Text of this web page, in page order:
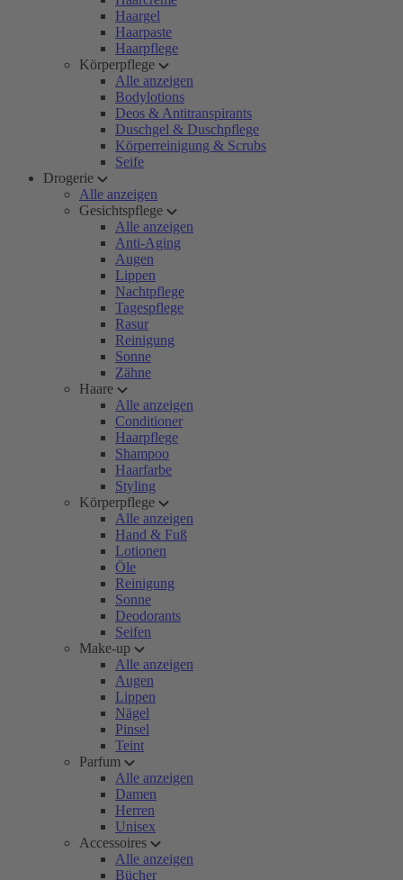
Haargel
Haarpaste
Haarpflege
Körperpflege
Alle anzeigen
Bodylotions
Deos & Antitranspirants
Duschgel & Duschpflege
Körperreinigung & Scrubs
Seife
Drogerie
Alle anzeigen
Gesichtspflege
Alle anzeigen
Anti-Aging
Augen
Lippen
Nachtpflege
Tagespflege
Rasur
Reinigung
Sonne
Zähne
Haare
Alle anzeigen
Conditioner
Haarpflege
Shampoo
Haarfarbe
Styling
Körperpflege
Alle anzeigen
Hand & Fuß
Lotionen
Öle
Reinigung
Sonne
Deodorants
Seifen
Make-up
Alle anzeigen
Augen
Lippen
Nägel
Pinsel
Teint
Parfum
Alle anzeigen
Damen
Herren
Unisex
Accessoires
Alle anzeigen
Bücher